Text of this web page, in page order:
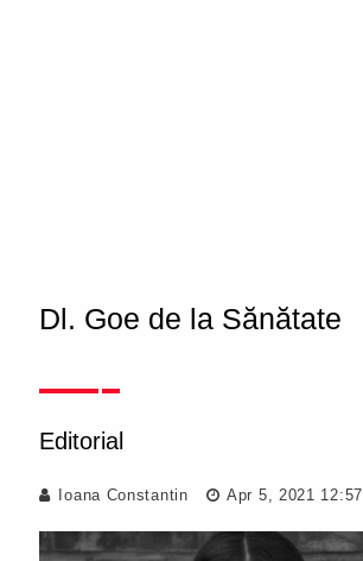
Dl. Goe de la Sănătate
Editorial
Ioana Constantin Apr 5, 2021 12:57